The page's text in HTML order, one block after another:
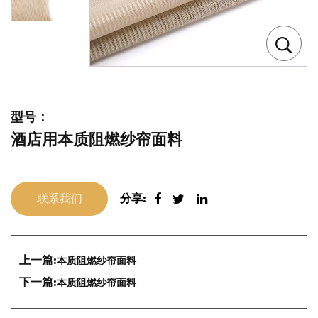
型号：
酒店用本质阻燃纱帘面料
联系我们 分享:
上一篇:本质阻燃纱帘面料
下一篇:本质阻燃纱帘面料